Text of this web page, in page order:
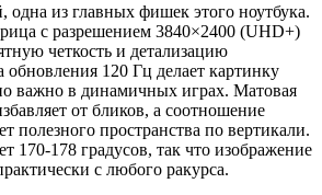
одна из главных фишек этого ноутбука.
с разрешением 3840×2400 (UHD+)
четкость и детализацию
обновления 120 Гц делает картинку
важно в динамичных играх. Матовая
от бликов, а соотношение
полезного пространства по вертикали.
170-178 градусов, так что изображение
с любого ракурса.